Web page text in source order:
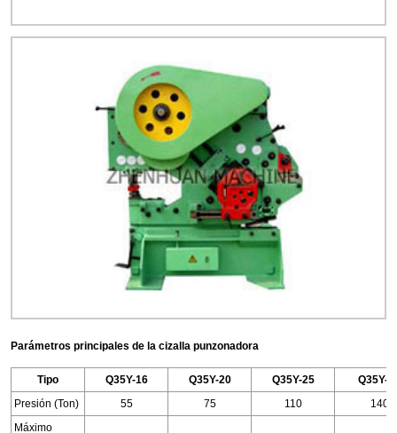
Parámetros principales de la cizalla punzonadora
Tipo Q35Y-16 Q35Y-20 Q35Y-25
Q35Y-
Presión (Ton)
55 75 110
140
Máximo